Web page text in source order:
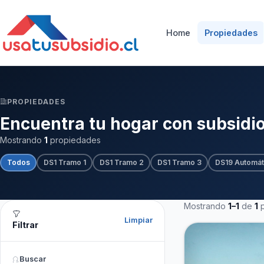
Home Propiedades
PROPIEDADES
Encuentra tu hogar con
Mostrando 1 propiedades
Todos DS1 Tramo 1 DS1 Tramo 2 DS1 Tramo 3 DS19
Filtrar Limpiar
Buscar
Mostrando 1–1 de 1